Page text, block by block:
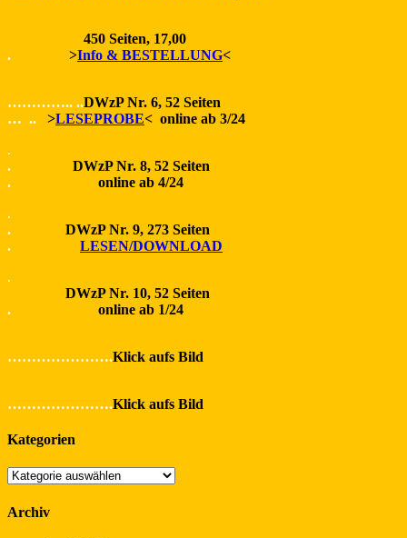
450 Seiten, 17,00
. >Info & BESTELLUNG<
………….. ..DWzP Nr. 6, 52 Seiten
… .. >LESEPROBE< online ab 3/24
.
. DWzP Nr. 8, 52 Seiten
.
online ab 4/24
.
. DWzP Nr. 9, 273 Seiten
.
LESEN/DOWNLOAD
.
DWzP Nr. 10, 52 Seiten
. online ab 1/24
………………….Klick aufs Bild
………………….Klick aufs Bild
Kategorien
Kategorien
Archiv